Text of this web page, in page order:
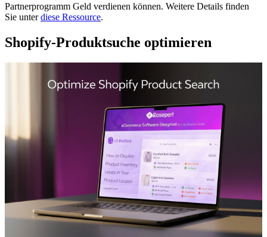
Partnerprogramm Geld verdienen können. Weitere Details finden
Sie unterdiese Ressource.
Shopify-Produktsuche optimieren